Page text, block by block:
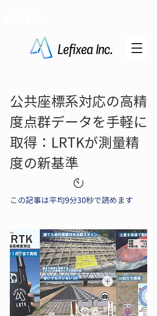
公共座標系対応の高精
度点群データを手軽に
取得：LRTKが測量精
度の新基準
この記事は平均9分30秒で読めます